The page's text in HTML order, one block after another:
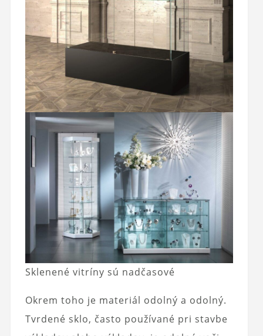
Sklenené vitríny sú nadčasové
Okrem toho je materiál odolný a odolný.
Tvrdené sklo, často používané pri stavbe